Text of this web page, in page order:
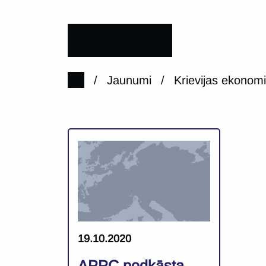
/ Jaunumi / Krievijas
19.10.2020